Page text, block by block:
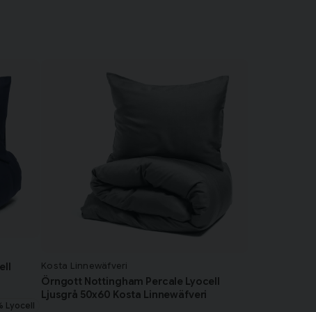
Lyocell
Kosta Linnewäfveri
Örngott Nottingham Percale Lyocell
Ljusgrå 50x60 Kosta Linnewäfveri